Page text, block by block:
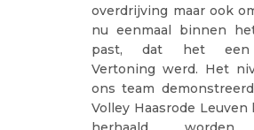
overdrijving maar ook
nu eenmaal binnen
past, dat het een
Vertoning werd. Het
ons team
Volley Haasrode